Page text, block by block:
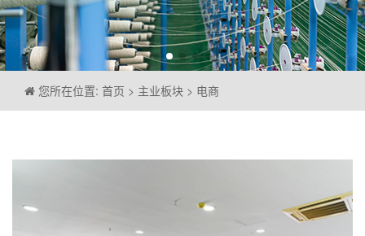
您所在位置: 首页 > 主业板块 > 电商